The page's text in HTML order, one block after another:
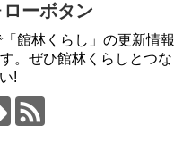
ーボタン
館林くらし」の更新情報
。ぜひ館林くらしとつな
!